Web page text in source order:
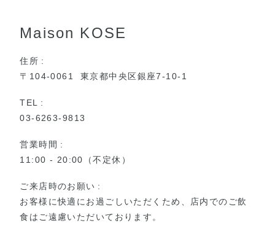
Maison KOSE
住所
〒104-0061
東京都中央区銀座7-10-1
TEL
03-6263-9813
営業時間
11:00 - 20:00（不定休）
ご来店時のお願い
お客様に快適にお過ごしいただくため、店内でのご飲
食はご遠慮いただいております。